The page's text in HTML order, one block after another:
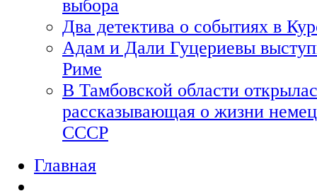
выбора
Два детектива о событиях в
Адам и Дали Гуцериевы
Риме
В Тамбовской области
рассказывающая о жизни
СССР
Главная